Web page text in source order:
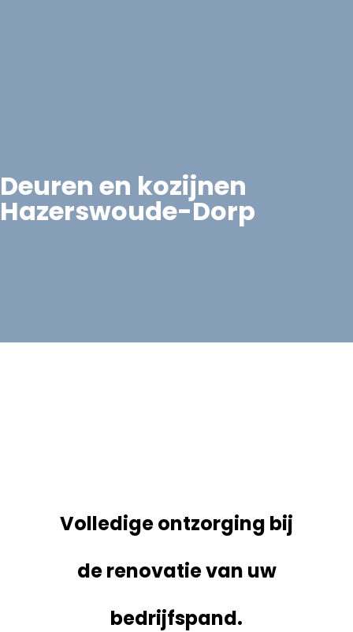
Deuren en kozijnen
Hazerswoude-Dorp
Volledige ontzorging bij
de renovatie van uw
bedrijfspand.